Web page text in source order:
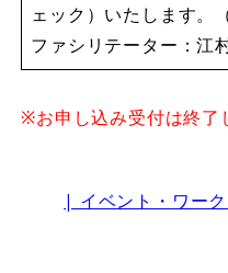
ェック）いたします。
ファシリテーター：江
※お申し込み受付は終了
| イベント・ワー